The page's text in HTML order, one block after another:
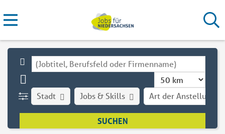
Stadt Art der Anstellung
Jobs & Skills